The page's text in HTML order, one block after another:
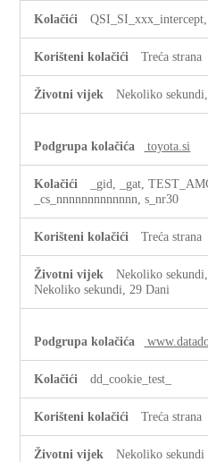
Treća strana
Nekoliko
toyota.si
_gid, _gat,
_cs_nnnnnnnnnnnnn, s_nr30
Treća strana
Nekoliko
Nekoliko sekundi, 29 Dani
dd_cookie_test_
Treća strana
Nekoliko sekundi